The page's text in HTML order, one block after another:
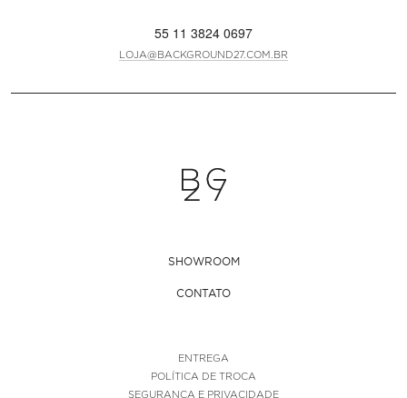
55 11 3824 0697
LOJA@BACKGROUND27.COM.BR
SHOWROOM
CONTATO
ENTREGA
POLÍTICA DE TROCA
SEGURANÇA E PRIVACIDADE